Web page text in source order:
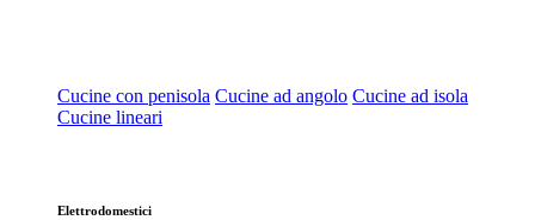
Cucine con penisola Cucine ad angolo Cucine ad isola
Cucine lineari
Elettrodomestici